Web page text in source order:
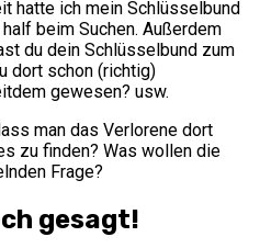
hatte ich mein Schlüsselbund
beim Suchen. Außerdem
du dein Schlüsselbund zum
dort schon (richtig)
gewesen? usw.
man das Verlorene dort
zu finden? Was wollen die
Frage?
gesagt!